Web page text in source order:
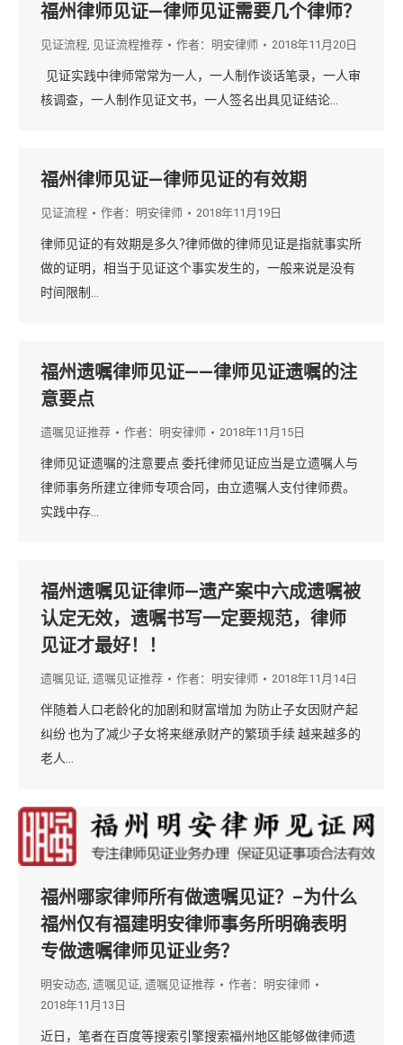
福州律师见证—律师见证需要几个律师？
见证流程, 见证流程推荐 作者： 明安律师 2018年11月20日
见证实践中律师常常为一人，一人制作谈话笔录，一人审
核调查，一人制作见证文书，一人签名出具见证结论…
福州律师见证—律师见证的有效期
见证流程 作者： 明安律师 2018年11月19日
律师见证的有效期是多久?律师做的律师见证是指就事实所
做的证明，相当于见证这个事实发生的，一般来说是没有
时间限制…
福州遗嘱律师见证——律师见证遗嘱的注
意要点
遗嘱见证推荐 作者： 明安律师 2018年11月15日
律师见证遗嘱的注意要点 委托律师见证应当是立遗嘱人与
律师事务所建立律师专项合同，由立遗嘱人支付律师费。
实践中存…
福州遗嘱见证律师—遗产案中六成遗嘱被
认定无效，遗嘱书写一定要规范，律师
见证才最好！！
遗嘱见证, 遗嘱见证推荐 作者： 明安律师 2018年11月14日
伴随着人口老龄化的加剧和财富增加 为防止子女因财产起
纠纷 也为了减少子女将来继承财产的繁琐手续 越来越多的
老人…
福州哪家律师所有做遗嘱见证？–为什么
福州仅有福建明安律师事务所明确表明
专做遗嘱律师见证业务？
明安动态, 遗嘱见证, 遗嘱见证推荐 作者： 明安律师
2018年11月13日
近日，笔者在百度等搜索引擎搜索福州地区能够做律师遗